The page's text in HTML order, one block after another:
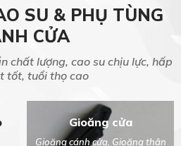
SU & PHỤ TÙNG
CỬA
chất lượng, cao su chịu lực, hấp
tốt, tuổi thọ cao
Gioăng cửa
Gioăng cánh cửa, Gioăng thân